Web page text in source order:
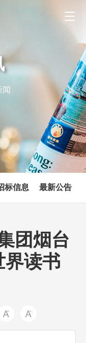
闻
标信息 最新公告
团烟台
界读书